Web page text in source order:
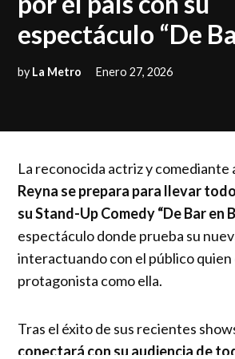
espectáculo “De
by La Metro Enero 27, 2026
La reconocida actriz y
Reyna se prepara para llevar
su Stand-Up Comedy “De Bar en
espectáculo donde prueba su
interactuando con el público quien
protagonista como ella.
Tras el éxito de sus recientes
conectará con su audiencia de